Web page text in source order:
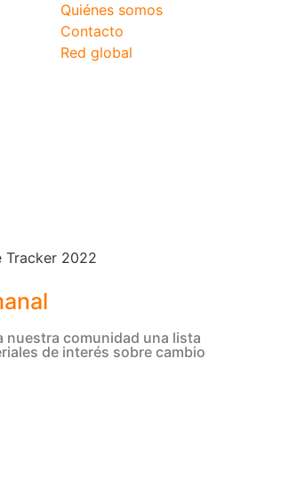
Quiénes somos
Contacto
Red global
Tracker 2022
nuestra comunidad una lista
de interés sobre cambio